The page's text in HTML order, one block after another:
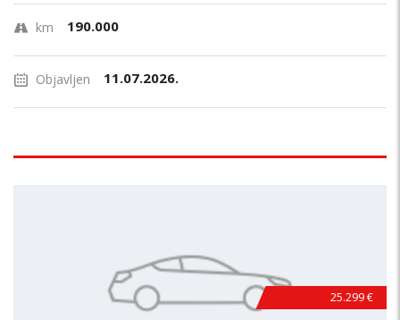
km 190.000
Objavljen 11.07.2026.
25.299 €